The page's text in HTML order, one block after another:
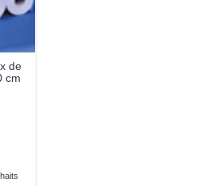
de
cm